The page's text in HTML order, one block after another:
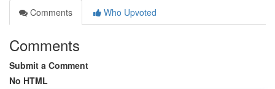
Comments
Who Upvoted
Comments
Submit a Comment
No HTML